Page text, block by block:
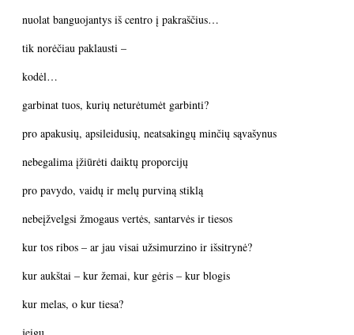
nuolat banguojantys iš centro į pakraščius…
tik norėčiau paklausti –
kodėl…
garbinat tuos, kurių neturėtumėt garbinti?
pro apakusių, apsileidusių, neatsakingų minčių sąvašynus
nebegalima įžiūrėti daiktų proporcijų
pro pavydo, vaidų ir melų purviną stiklą
nebeįžvelgsi žmogaus vertės, santarvės ir tiesos
kur tos ribos – ar jau visai užsimurzino ir išsitrynė?
kur aukštai – kur žemai, kur gėris – kur blogis
kur melas, o kur tiesa?